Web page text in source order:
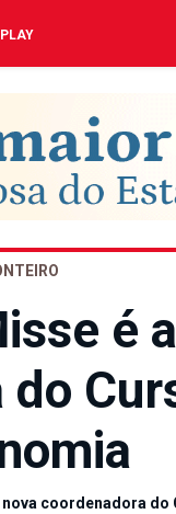
é
coordenadora